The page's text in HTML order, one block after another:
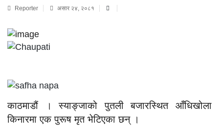
Reporter असार २४, २०८१
काठमाडौं । स्याङ्जाको पुतली बजारस्थित आँधिखोला
किनारमा एक पुरूष मृत भेटिएका छन् ।